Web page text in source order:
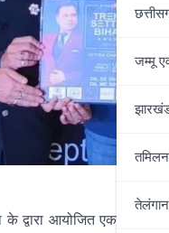
जम्‍मू
के द्वारा आयोजित एक भव्य